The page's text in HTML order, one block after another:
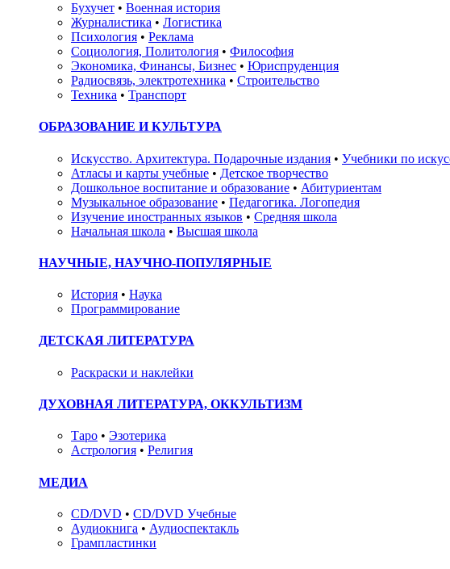
Бухучет • Военная история
Журналистика • Логистика
Психология • Реклама
Социология, Политология • Философия
Экономика, Финансы, Бизнес • Юриспруденция
Радиосвязь, электротехника • Строительство
Техника • Транспорт
ОБРАЗОВАНИЕ И КУЛЬТУРА
Искусство. Архитектура. Подарочные издания • Учебники по
Атласы и карты учебные • Детское творчество
Дошкольное воспитание и образование • Абитуриентам
Музыкальное образование • Педагогика. Логопедия
Изучение иностранных языков • Средняя школа
Начальная школа • Высшая школа
НАУЧНЫЕ, НАУЧНО-ПОПУЛЯРНЫЕ
История • Наука
Программирование
ДЕТСКАЯ ЛИТЕРАТУРА
Раскраски и наклейки
ДУХОВНАЯ ЛИТЕРАТУРА, ОККУЛЬТИЗМ
Таро • Эзотерика
Астрология • Религия
МЕДИА
CD/DVD • CD/DVD Учебные
Аудиокнига • Аудиоспектакль
Грампластинки